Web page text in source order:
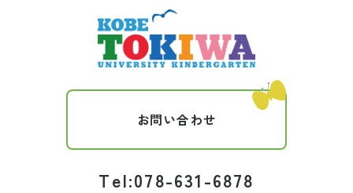
お問い合わせ
Tel:078-631-6878